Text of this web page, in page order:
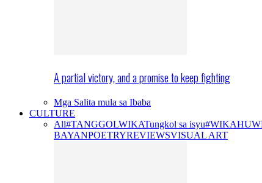
A partial victory, and a promise to keep fighting
Mga Salita mula sa Ibaba
CULTURE
All#TANGGOLWIKATungkol sa isyu
BAYANPOETRYREVIEWSVISUAL ART